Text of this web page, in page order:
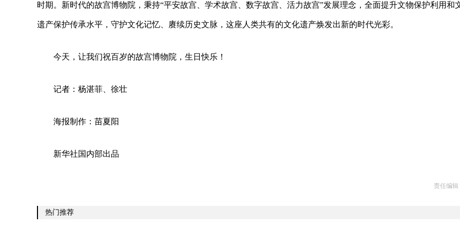
时期。新时代的故宫博物院，秉持“平安故宫、学术故宫、数字故宫、活力故宫”发展理念，全面提升文物保护利用和
遗产保护传承水平，守护文化记忆、赓续历史文脉，这座人类共有的文化遗产焕发出新的时代光彩。
今天，让我们祝百岁的故宫博物院，生日快乐！
记者：杨湛菲、徐壮
海报制作：苗夏阳
新华社国内部出品
责任编辑
热门推荐